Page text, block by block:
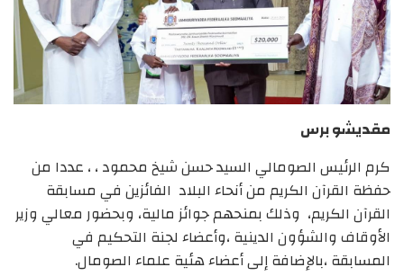
مقديشو برس
كرم الرئيس الصومالي السيد حسن شيخ محمود ، ، عددا من
حفظة القرآن الكريم من أنحاء البلاد الفائزين في مسابقة
القرآن الكريم، وذلك بمنحهم جوائز مالية، وبحضور معالي وزير
الأوقاف والشؤون الدينية ،وأعضاء لجنة التحكيم في
المسابقة ،بالإضافة إلى أعضاء هئية علماء الصومال.